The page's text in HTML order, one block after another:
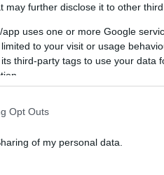
may further disclose it to other third
uses one or more Google
to your visit or usage
third-party tags to use your data
Opt Outs
of my personal data.